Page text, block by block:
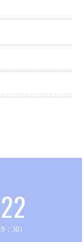
30）